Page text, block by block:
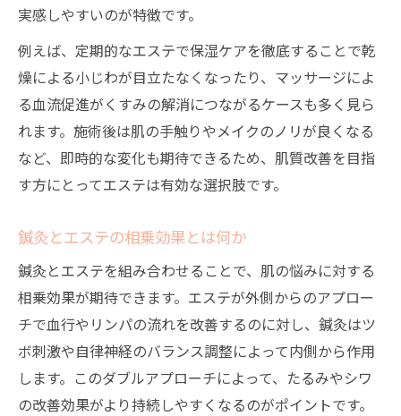
エステ後に美容鍼は可能か安全性を検証
エステ施術後の美容鍼の安全性を徹底調査
エステと鍼灸の併用リスクと注意点
エステ後の美容鍼で肌荒れは起こる？
エステと美容鍼の組み合わせ体験談紹介
エステと鍼灸の安全な施術スケジュール
実感しやすいのが特徴です。
例えば、定期的なエステで保湿ケアを徹底することで乾
燥による小じわが目立たなくなったり、マッサージによ
る血流促進がくすみの解消につながるケースも多く見ら
れます。施術後は肌の手触りやメイクのノリが良くなる
など、即時的な変化も期待できるため、肌質改善を目指
す方にとってエステは有効な選択肢です。
鍼灸とエステの相乗効果とは何か
鍼灸とエステを組み合わせることで、肌の悩みに対する
相乗効果が期待できます。エステが外側からのアプロー
チで血行やリンパの流れを改善するのに対し、鍼灸はツ
ボ刺激や自律神経のバランス調整によって内側から作用
します。このダブルアプローチによって、たるみやシワ
の改善効果がより持続しやすくなるのがポイントです。